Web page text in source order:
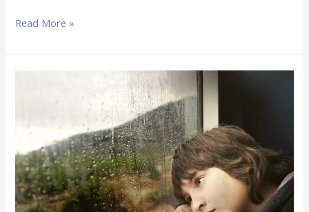
Read More »
di
Rumah
Secara
Online,